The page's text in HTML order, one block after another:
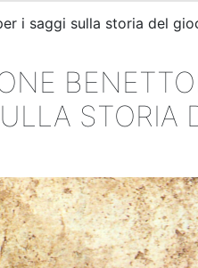
i saggi sulla storia del
STORIA